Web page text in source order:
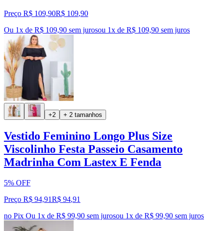
Preço R$ 109,90R$ 109,90
Ou 1x de R$ 109,90 sem jurosou 1x de R$ 109,90 sem juros
+2 + 2 tamanhos
Vestido Feminino Longo Plus Size
Viscolinho Festa Passeio Casamento
Madrinha Com Lastex E Fenda
5% OFF
Preço R$ 94,91R$ 94,91
no Pix Ou 1x de R$ 99,90 sem jurosou 1x de R$ 99,90 sem juros